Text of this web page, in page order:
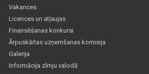
Vakances
Licences un atļaujas
Finansēšanas konkursi
Ārpuskārtas uzņemšanas komisija
Galerija
Informācija zīmju valodā